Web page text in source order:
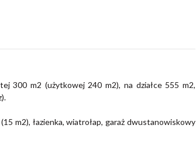
300 m2 (użytkowej 240 m2), na działce 555 m2,
m2), łazienka, wiatrołap, garaż dwustanowiskowy